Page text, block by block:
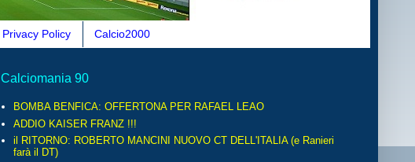
Privacy Policy Calcio2000
Calciomania 90
BOMBA BENFICA: OFFERTONA PER RAFAEL LEAO
ADDIO KAISER FRANZ !!!
il RITORNO: ROBERTO MANCINI NUOVO CT DELL'ITALIA (e Ranieri
farà il DT)